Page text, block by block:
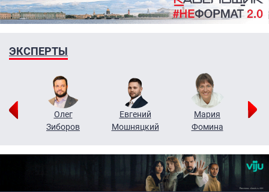
ЭКСПЕРТЫ
Олег
Зиборов
Евгений
Мошняцкий
Мария
Фомина